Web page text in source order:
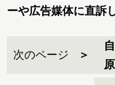
ーや広告媒体に直訴
次のページ